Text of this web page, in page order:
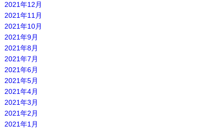
2021年12月
2021年11月
2021年10月
2021年9月
2021年8月
2021年7月
2021年6月
2021年5月
2021年4月
2021年3月
2021年2月
2021年1月